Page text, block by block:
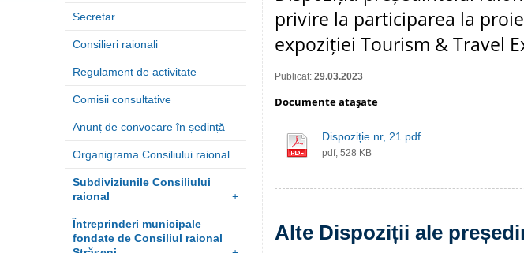
Secretar
Consilieri raionali
Regulament de activitate
Comisii consultative
Anunț de convocare în ședință
Organigrama Consiliului raional
Subdiviziunile Consiliului
raional
+
Întreprinderi municipale
fondate de Consiliul raional
privire la participarea la
expoziției Tourism & Travel
Publicat: 29.03.2023
Documente ataşate
Dispoziție nr, 21.pdf
pdf, 528 KB
Alte Dispoziții ale